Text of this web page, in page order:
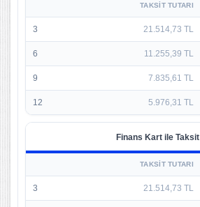
TAKSIT TUTARI
3 21.514,73 TL
6 11.255,39 TL
9 7.835,61 TL
12 5.976,31 TL
Finans Kart ile Taksit
TAKSIT TUTARI
3 21.514,73 TL